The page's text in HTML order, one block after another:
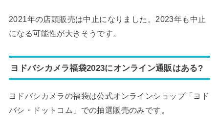
2021年の店頭販売は中止になりました。2023年も中止
になる可能性が大きそうです。
ヨドバシカメラ福袋2023にオンライン通販はある?
ヨドバシカメラの福袋は公式オンラインショップ「ヨド
バシ・ドットコム」での抽選販売のみです。